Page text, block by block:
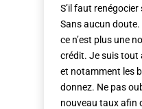
S’il faut
Sans aucun
ce n’est plus une
crédit. Je suis tout
et notamment les
donnez. Ne pas
nouveau taux afin